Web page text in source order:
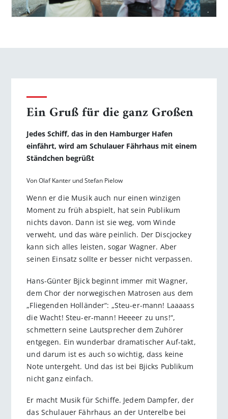
Ein Gruß für die ganz Großen
Jedes Schiff, das in den Hamburger Hafen
einfährt, wird am Schulauer Fährhaus mit einem
Ständchen begrüßt
Von Olaf Kanter und Stefan Pielow
Wenn er die Musik auch nur einen winzigen
Moment zu früh abspielt, hat sein Publikum
nichts davon. Dann ist sie weg, vom Winde
verweht, und das wäre peinlich. Der Discjockey
kann sich alles leisten, sogar Wagner. Aber
seinen Einsatz sollte er besser nicht verpassen.
Hans-Günter Bjick beginnt immer mit Wagner,
dem Chor der norwegischen Matrosen aus dem
„Fliegenden Holländer“: „Steu-er-mann! Laaaass
die Wacht! Steu-er-mann! Heeeer zu uns!“,
schmettern seine Lautsprecher dem Zuhörer
entgegen. Ein wunderbar dramatischer Auf-takt,
und darum ist es auch so wichtig, dass keine
Note untergeht. Und das ist bei Bjicks Publikum
nicht ganz einfach.
Er macht Musik für Schiffe. Jedem Dampfer, der
das Schulauer Fährhaus an der Unterelbe bei